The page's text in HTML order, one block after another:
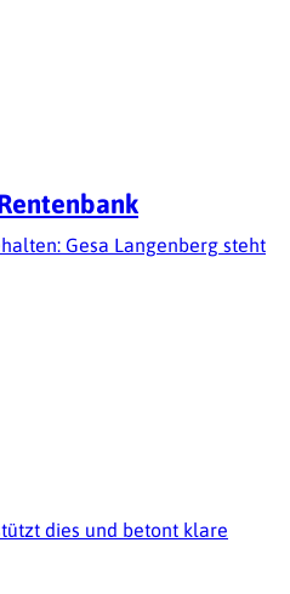
Gesa Langenberg steht
dies und betont klare